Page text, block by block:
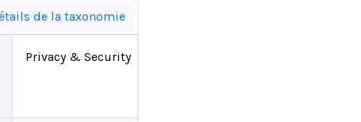
de la taxonomie
Privacy & Security